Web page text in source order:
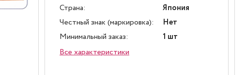
Страна:
Япония
Честный знак (маркировка):
Нет
Минимальный заказ:
1 шт
Все характеристики